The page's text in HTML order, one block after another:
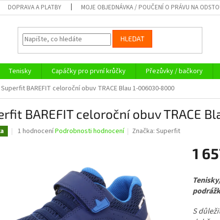
DOPRAVA A PLATBY MOJE OBJEDNÁVKA / POUČENÍ O PRÁVU NA
HLEDAT
Tenisky Capáčky pro první krůčky
Přezůvky / bačkory
Superfit BAREFIT celoroční obuv TRACE Blau 1-006030-8000
BAREFIT celoroční obuv TRACE
Průměrné
1 hodnoceníPodrobnosti hodnocení Značka:Superfit
1
cena:
S